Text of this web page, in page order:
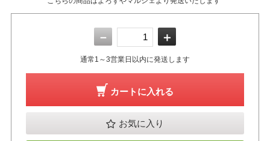
－ ＋
通常1～3営業日以内に発送します
カートに入れる
お気に入り